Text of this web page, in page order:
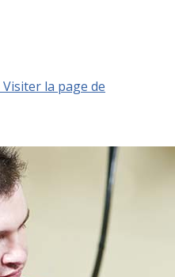
Visiter la page de